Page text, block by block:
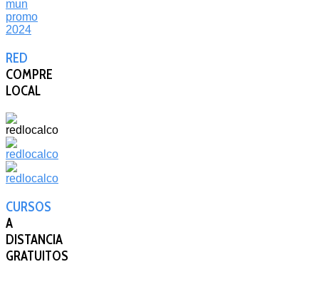
RED
COMPRE
LOCAL
CURSOS
A
DISTANCIA
GRATUITOS